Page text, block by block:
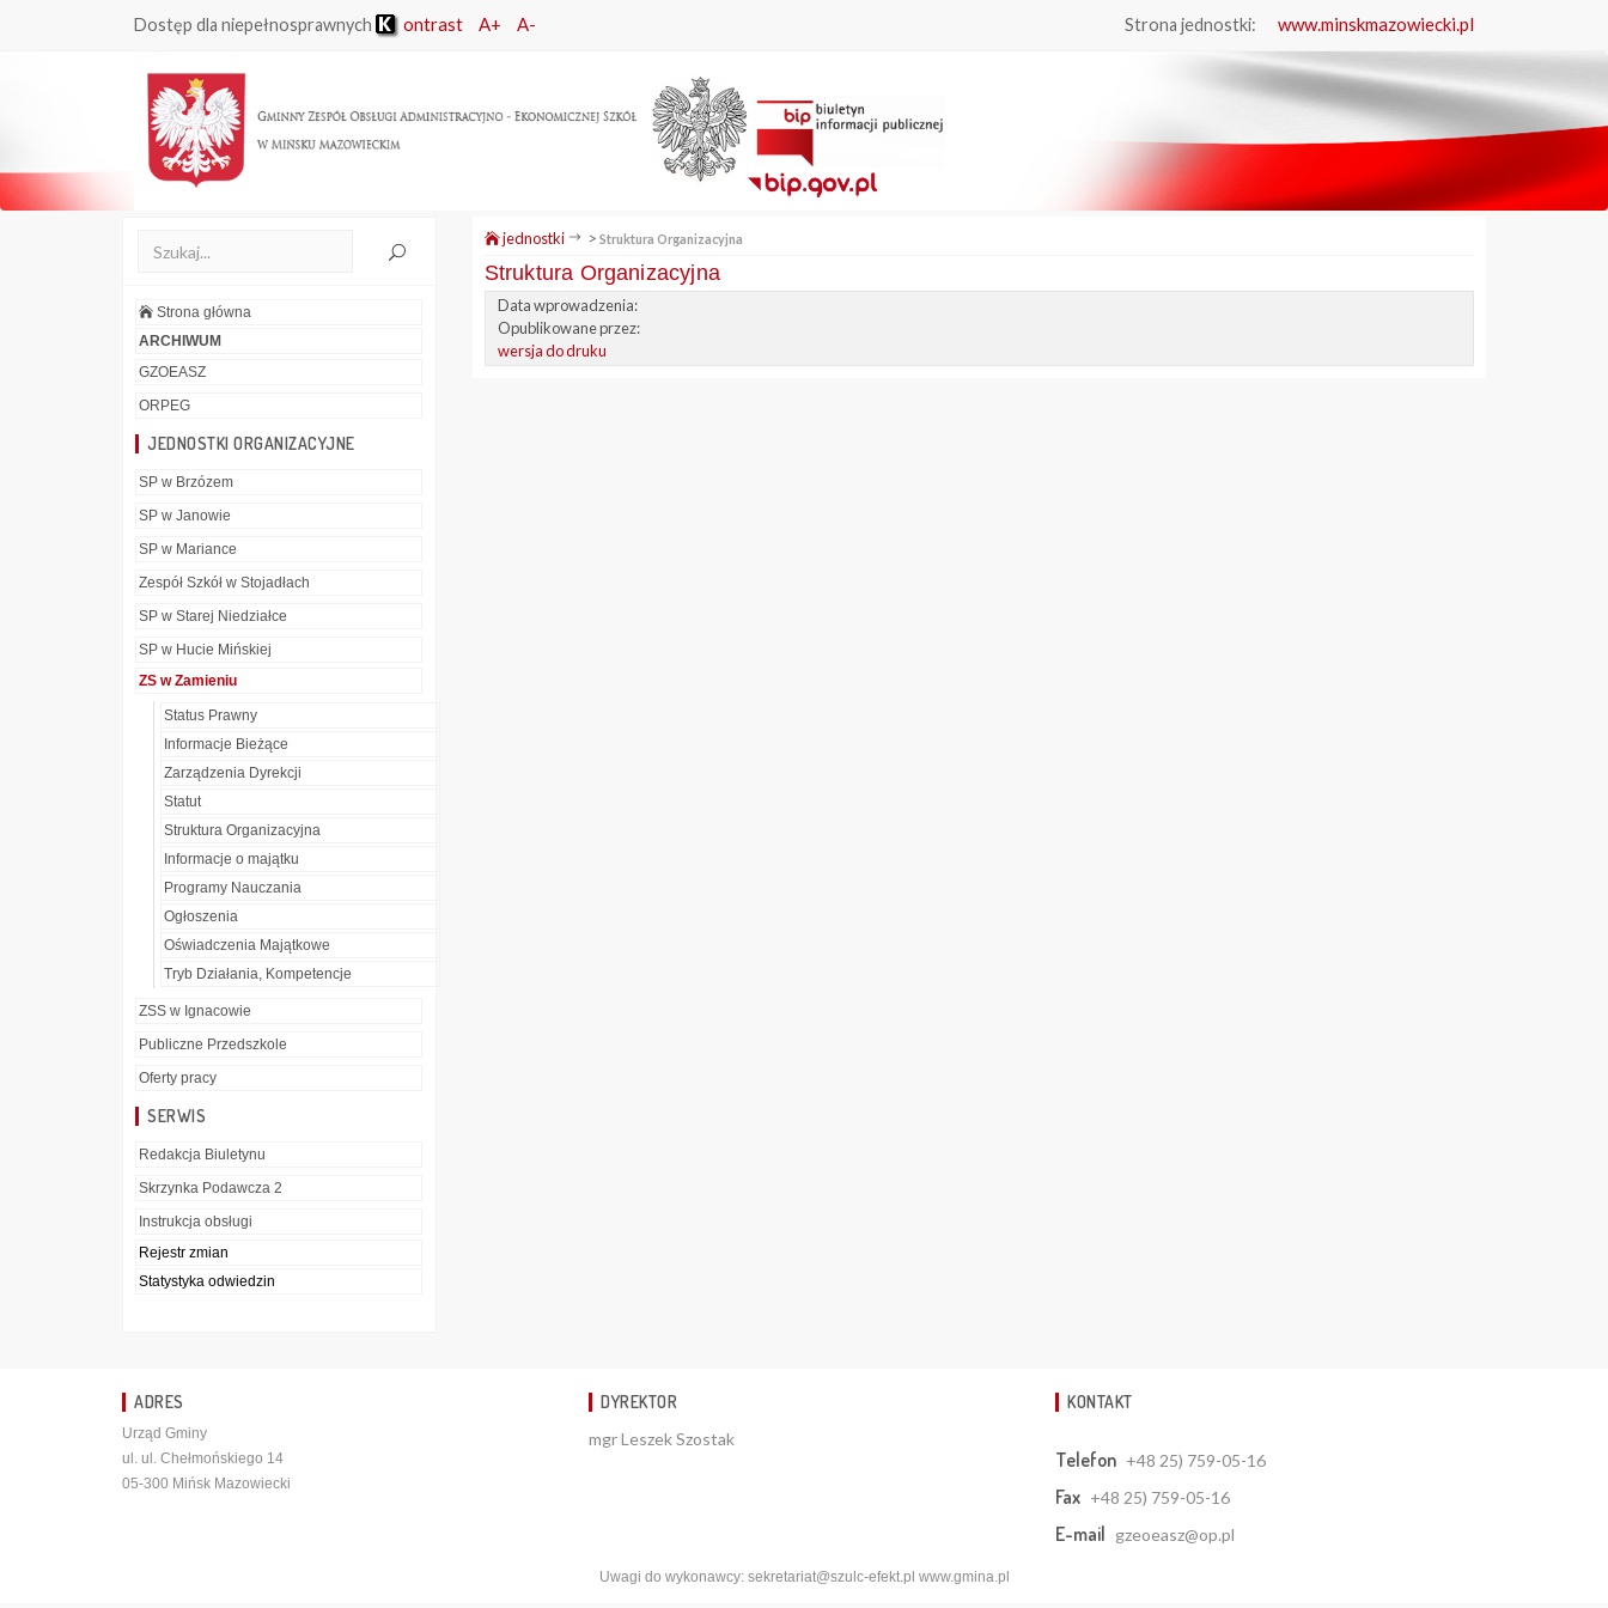
Dostęp dla niepełnosprawnych ontrast A+ A- Strona jednostki: www.minskmazowiecki.pl
Strona główna
ARCHIWUM
GZOEASZ
ORPEG
JEDNOSTKI ORGANIZACYJNE
SP w Brzózem
SP w Janowie
SP w Mariance
Zespół Szkół w Stojadłach
SP w Starej Niedziałce
SP w Hucie Mińskiej
ZS w Zamieniu
Status Prawny
Informacje Bieżące
Zarządzenia Dyrekcji
Statut
Struktura Organizacyjna
Informacje o majątku
Programy Nauczania
Ogłoszenia
Oświadczenia Majątkowe
Tryb Działania, Kompetencje
ZSS w Ignacowie
Publiczne Przedszkole
Oferty pracy
SERWIS
Redakcja Biuletynu
Skrzynka Podawcza 2
Instrukcja obsługi
Rejestr zmian
Statystyka odwiedzin
jednostki > Struktura Organizacyjna
Struktura Organizacyjna
Data wprowadzenia:
Opublikowane przez:
wersja do druku
ADRES
Urząd Gminy
ul. ul. Chełmońskiego 14
05-300 Mińsk Mazowiecki
DYREKTOR
mgr Leszek Szostak
KONTAKT
Telefon +48 25) 759-05-16
Fax +48 25) 759-05-16
E-mail gzeoeasz@op.pl
Uwagi do wykonawcy: sekretariat@szulc-efekt.pl www.gmina.pl